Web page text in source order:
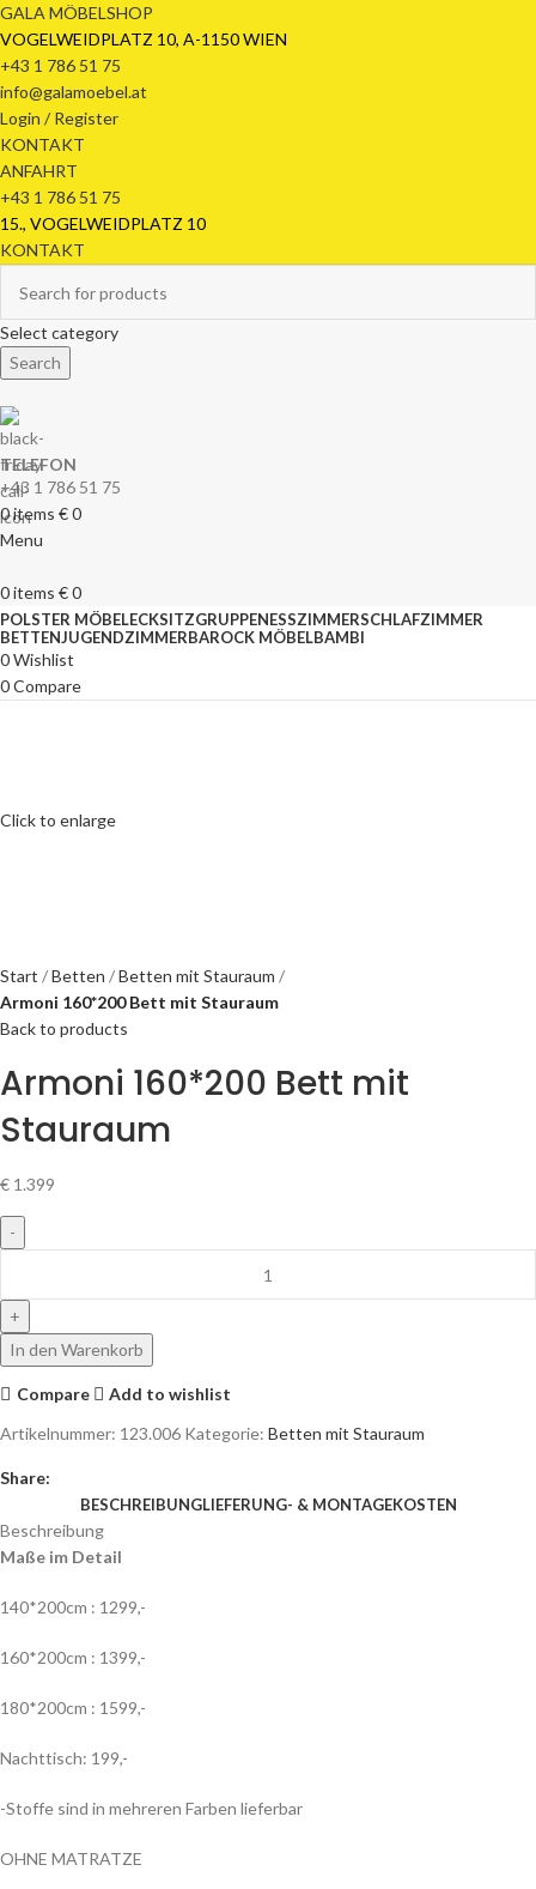
GALA MÖBELSHOP
VOGELWEIDPLATZ 10, A-1150 WIEN
+43 1 786 51 75
info@galamoebel.at
Login / Register
KONTAKT
ANFAHRT
+43 1 786 51 75
15., VOGELWEIDPLATZ 10
KONTAKT
Select category
Search
TELEFON
+43 1 786 51 75
0items €0
Menu
0items €0
POLSTER MÖBELECKSITZGRUPPENESSZIMMERSCHLAFZIMMER
BETTENJUGENDZIMMERBAROCK MÖBELBAMBI
0Wishlist
0Compare
Click to enlarge
Start Betten
Betten mit Stauraum
Armoni 160*200 Bett mit Stauraum
Back to products
Armoni 160*200 Bett mit
Stauraum
€ 1.399
In den Warenkorb
Compare
Add to wishlist
Artikelnummer: 123.006 Kategorie: Betten mit Stauraum
Share:
BESCHREIBUNGLIEFERUNG- & MONTAGEKOSTEN
Beschreibung
Maße im Detail
140*200cm : 1299,-
160*200cm : 1399,-
180*200cm : 1599,-
Nachttisch: 199,-
-Stoffe sind in mehreren Farben lieferbar
OHNE MATRATZE